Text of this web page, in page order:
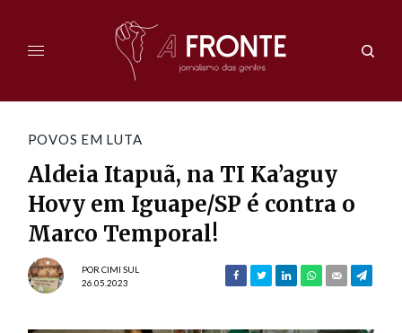
POVOS EM LUTA
Aldeia Itapuã, na TI Ka’aguy
Hovy em Iguape/SP é contra o
Marco Temporal!
POR CIMI SUL
26.05.2023